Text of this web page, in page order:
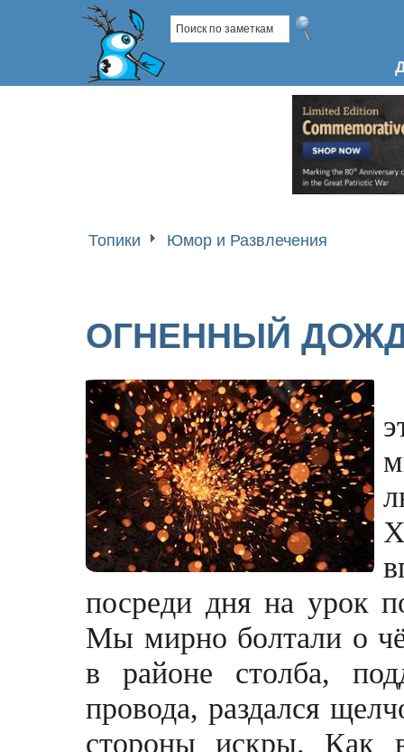
Топики Юмор и Развлечения
ОГНЕННЫЙ
посреди дня на урок
Мы мирно болтали о
в районе столба,
провода, раздался
стороны искры. Как